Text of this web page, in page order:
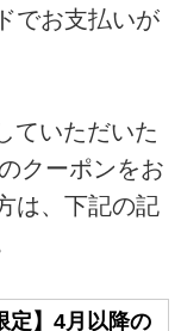
でお支払いが
ていただいた
クーポンをお
は、下記の記
定】4月以降の